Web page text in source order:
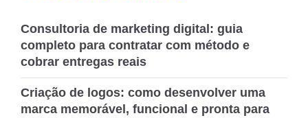
Consultoria de marketing digital: guia
completo para contratar com método e
cobrar entregas reais
Criação de logos: como desenvolver uma
marca memorável, funcional e pronta para